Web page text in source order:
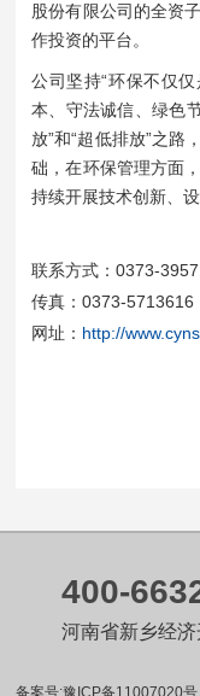
股份有限公司的全资
作投资的平台。
公司坚持“环保不仅
本、守法诚信、绿色
放”和“超低排放”之路
础，在环保管理方面
持续开展技术创新、
联系方式：0373-
传真：0373-5713616
网址： http://
400-
河南省新乡经
备案号:豫ICP备11007020号